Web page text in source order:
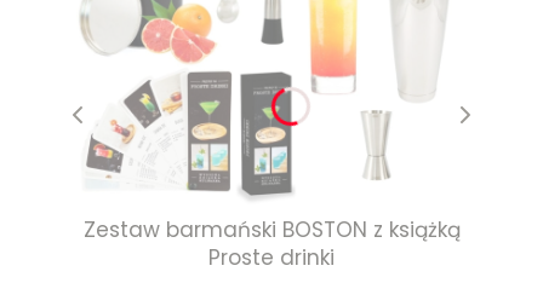
Zestaw barmański BOSTON z książką
Proste drinki